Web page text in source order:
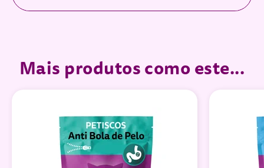
Mais produtos como este...